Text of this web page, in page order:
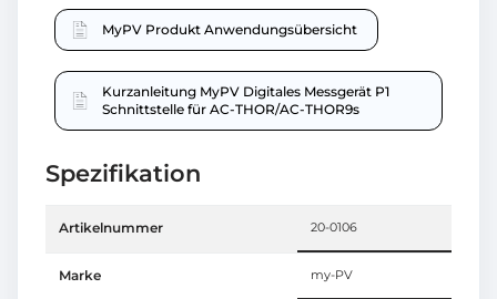
MyPV Produkt Anwendungsübersicht
Kurzanleitung MyPV Digitales Messgerät P1
Schnittstelle für AC-THOR/AC-THOR9s
Spezifikation
Artikelnummer 20-0106
Marke my-PV